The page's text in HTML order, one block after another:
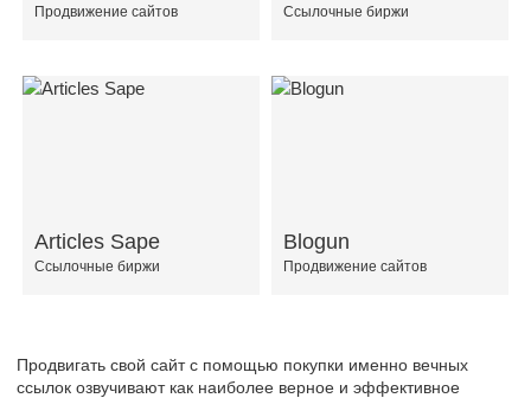
Продвижение сайтов Ссылочные биржи
Articles Sape
Ссылочные биржи
Blogun
Продвижение сайтов
Продвигать свой сайт с помощью покупки именно вечных
ссылок озвучивают как наиболее верное и эффективное